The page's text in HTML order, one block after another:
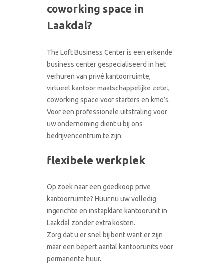
CONTACT
coworking space in
Laakdal?
The Loft Business Center is een erkende
business center gespecialiseerd in het
verhuren van privé kantoorruimte,
virtueel kantoor maatschappelijke zetel,
coworking space voor starters en kmo’s.
Voor een professionele uitstraling voor
uw onderneming dient u bij ons
bedrijvencentrum te zijn.
flexibele werkplek
Op zoek naar een goedkoop prive
kantoorruimte? Huur nu uw volledig
ingerichte en instapklare kantoorunit in
Laakdal zonder extra kosten.
Zorg dat u er snel bij bent want er zijn
maar een bepert aantal kantoorunits voor
permanente huur.